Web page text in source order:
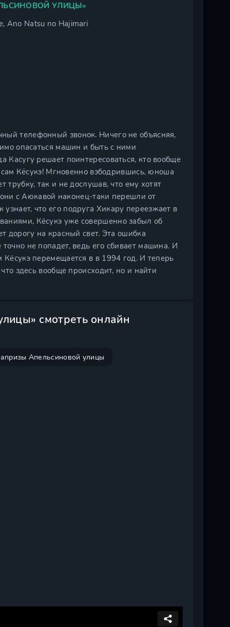
УЛИЦЫ»
Ano Natsu no Hajimari
телефонный звонок. Ничего не объясняя,
опасаться машин и быть с ними
Касугу решает поинтересоваться, кто вообще
Кёсукэ! Мгновенно взбодрившись, юноша
трубку, так и не дослушав, что ему хотят
с Аюкавой наконец-таки перешли от
что его подруга Хикару переезжает в
Кёсукэ уже совершенно забыл об
дорогу на красный свет. Эта ошибка
не попадет, ведь его сбивает машина. И
перемещается в в 1994 год. И теперь
здесь вообще происходит, но и найти
смотреть онлайн
Апельсиновой улицы